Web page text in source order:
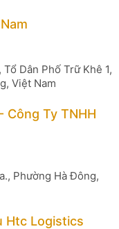
Dân Phố Trữ Khê 1,
Việt Nam
Công Ty TNHH
Phường Hà Đông,
Htc Logistics